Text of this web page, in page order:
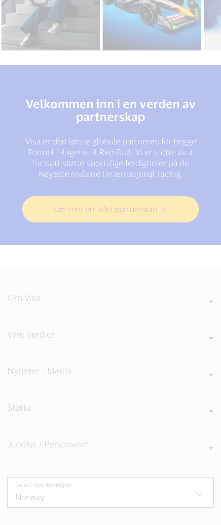
Velkommen inn i en verden av
partnerskap
Visa er den første globale partneren for begge
Formel 1-lagene til Red Bull. Vi er stolte av å
fortsatt støtte sportslige ferdigheter på de
høyeste nivåene i internasjonal racing.
Lær mer om vårt partnerskap
Om Visa
Våre verdier
Nyheter + Media
Støtte
Juridisk + Personvern
Select country/region